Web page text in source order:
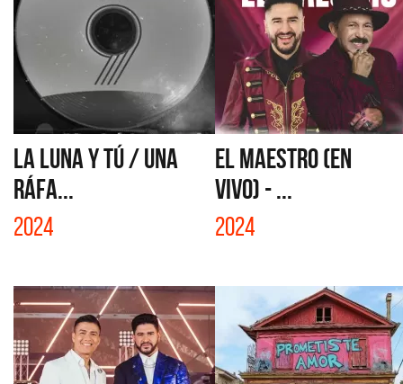
LA LUNA Y TÚ / UNA
RÁFA...
2024
EL MAESTRO (EN
VIVO) - ...
2024